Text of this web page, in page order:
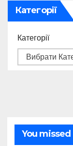
Категорії
Категорії
You missed